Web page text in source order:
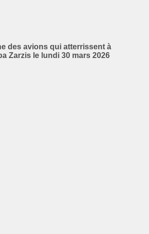
des avions qui atterrissent à
Zarzis le lundi 30 mars 2026